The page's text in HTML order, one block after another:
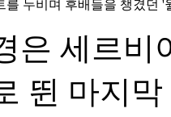
를 누비며 후배들을 챙겼던 '
은 세르비
뛴 마지